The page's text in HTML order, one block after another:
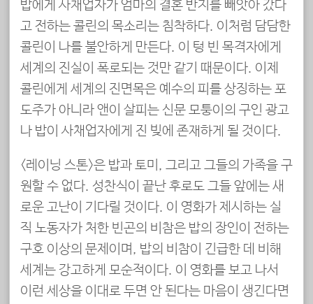
밥에게 사채업자가 엄마의 결혼 반지를 빼앗아 갔다
고 전하는 콜린의 목소리는 침착하다. 이처럼 담담한
콜린이 나를 불안하게 만든다. 이 텅 빈 목격자에게
세계의 진실이 폭로되는 것만 같기 때문이다. 이제
콜린에게 세계의 진면목은 예수의 피를 상징하는 포
도주가 아니라 앤이 살피는 신문 모퉁이의 구인 광고
나 밥이 사채업자에게 진 빚에 존재하게 될 것이다.
<레이닝 스톤>은 밥과 토미, 그리고 그들의 가족을 구
원할 수 없다. 성찬식이 끝난 후로도 그들 앞에는 새
로운 고난이 기다릴 것이다. 이 영화가 제시하는 실
직 노동자가 처한 빈곤의 비참은 밥의 장인이 전하는
구호 이상의 문제이며, 밥의 비참이 긴급한 데 비해
세계는 강고하게 모순적이다. 이 영화를 보고 나서
이런 세상을 이대로 두면 안 된다는 마음이 생긴다면